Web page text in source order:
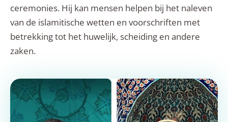
ceremonies. Hij kan mensen helpen bij het naleven
van de islamitische wetten en voorschriften met
betrekking tot het huwelijk, scheiding en andere
zaken.